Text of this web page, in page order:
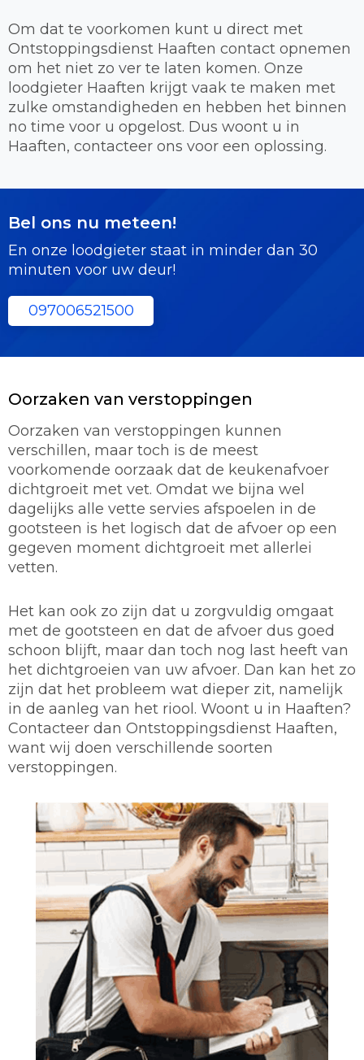
Om dat te voorkomen kunt u direct met
Ontstoppingsdienst Haaften contact opnemen
om het niet zo ver te laten komen. Onze
loodgieter Haaften krijgt vaak te maken met
zulke omstandigheden en hebben het binnen
no time voor u opgelost. Dus woont u in
Haaften, contacteer ons voor een oplossing.
Bel ons nu meteen!
En onze loodgieter staat in minder dan 30
minuten voor uw deur!
097006521500
Oorzaken van verstoppingen
Oorzaken van verstoppingen kunnen
verschillen, maar toch is de meest
voorkomende oorzaak dat de keukenafvoer
dichtgroeit met vet. Omdat we bijna wel
dagelijks alle vette servies afspoelen in de
gootsteen is het logisch dat de afvoer op een
gegeven moment dichtgroeit met allerlei
vetten.
Het kan ook zo zijn dat u zorgvuldig omgaat
met de gootsteen en dat de afvoer dus goed
schoon blijft, maar dan toch nog last heeft van
het dichtgroeien van uw afvoer. Dan kan het zo
zijn dat het probleem wat dieper zit, namelijk
in de aanleg van het riool. Woont u in Haaften?
Contacteer dan Ontstoppingsdienst Haaften,
want wij doen verschillende soorten
verstoppingen.